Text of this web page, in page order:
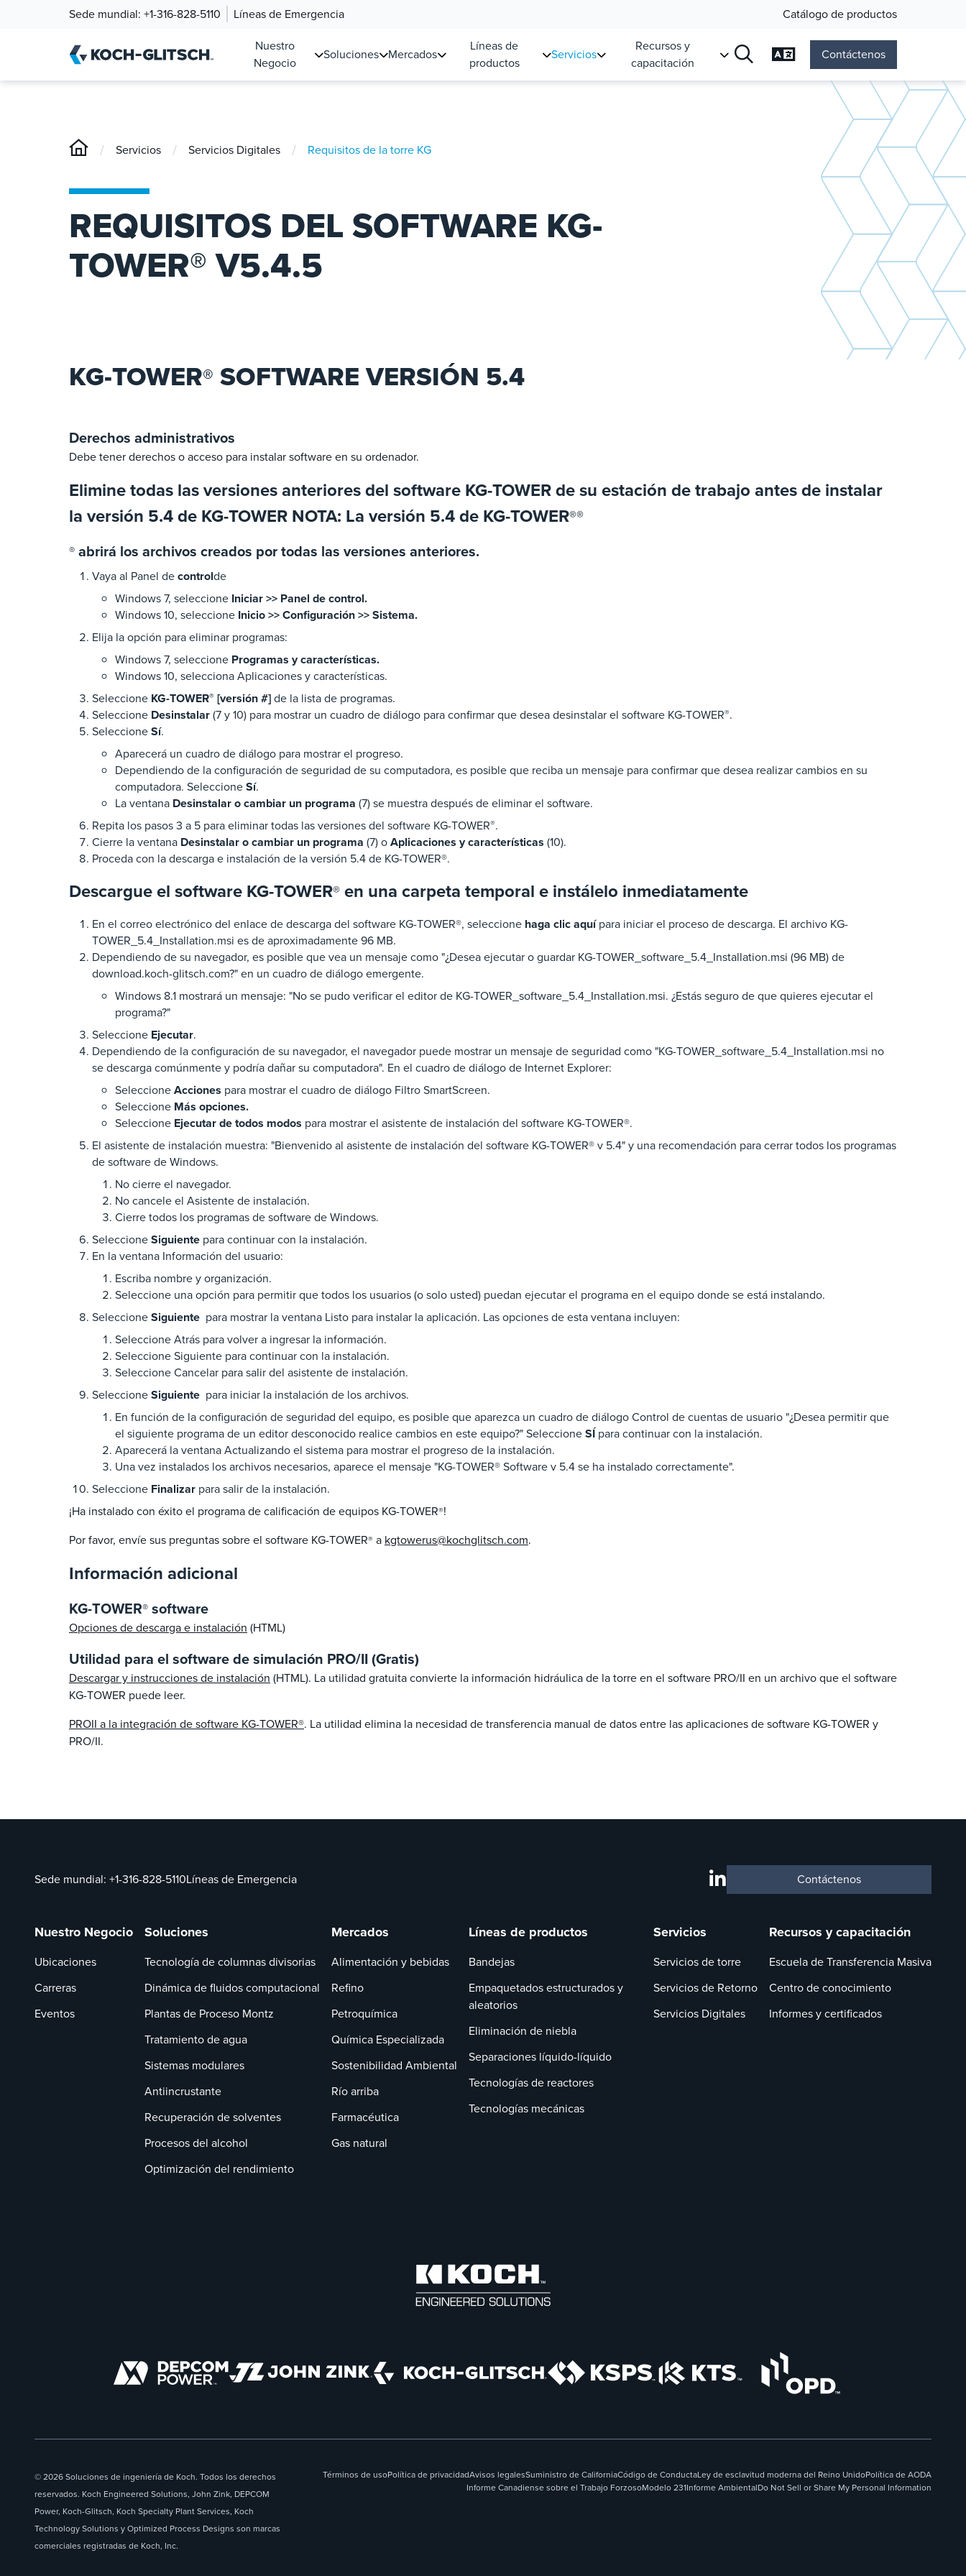
Sede mundial: +1-316-828-5110 Líneas de Emergencia
Catálogo de productos
Nuestro
Negocio
Soluciones Mercados
Líneas de
productos
Servicios
Recursos y
capacitación
Cambiar el idioma
Contáctenos
/ Servicios / Servicios Digitales / Requisitos de la torre KG
REQUISITOS DEL SOFTWARE KG-
TOWER® V5.4.5
KG-TOWER® SOFTWARE VERSIÓN 5.4
Derechos administrativos
Debe tener derechos o acceso para instalar software en su ordenador.
Elimine todas las versiones anteriores del software KG-TOWER de su estación de trabajo antes de instalar
la versión 5.4 de KG-TOWER NOTA: La versión 5.4 de KG-TOWER®®
® abrirá los archivos creados por todas las versiones anteriores.
Vaya al Panel decontrolde
Windows 7, seleccione Iniciar >> Panel de control.
Windows 10, seleccione Inicio >> Configuración >> Sistema.
Elija la opción para eliminar programas:
Windows 7, seleccione Programas y características.
Windows 10, selecciona Aplicaciones y características.
Seleccione KG-TOWER® [versión #]de la lista de programas.
Seleccione Desinstalar(7 y 10) para mostrar un cuadro de diálogo para confirmar que desea desinstalar el software KG-TOWER®.
SeleccioneSí.
Aparecerá un cuadro de diálogo para mostrar el progreso.
Dependiendo de la configuración de seguridad de su computadora, es posible que reciba un mensaje para confirmar que desea realizar cambios en su
computadora. SeleccioneSí.
La ventana Desinstalar o cambiar un programa (7) se muestra después de eliminar el software.
Repita los pasos 3 a 5 para eliminar todas las versiones del software KG-TOWER®.
Cierre la ventana Desinstalar o cambiar un programa (7) oAplicaciones y características (10).
Proceda con la descarga e instalación de la versión 5.4 de KG-TOWER®.
Descargue el software KG-TOWER® en una carpeta temporal e instálelo inmediatamente
En el correo electrónico del enlace de descarga del software KG-TOWER®, seleccione haga clic aquípara iniciar el proceso de descarga. El archivo KG-
TOWER_5.4_Installation.msi es de aproximadamente 96 MB.
Dependiendo de su navegador, es posible que vea un mensaje como "¿Desea ejecutar o guardar KG-TOWER_software_5.4_Installation.msi (96 MB) de
download.koch-glitsch.com?" en un cuadro de diálogo emergente.
Windows 8.1 mostrará un mensaje: "No se pudo verificar el editor de KG-TOWER_software_5.4_Installation.msi. ¿Estás seguro de que quieres ejecutar el
programa?"
Seleccione Ejecutar.
Dependiendo de la configuración de su navegador, el navegador puede mostrar un mensaje de seguridad como "KG-TOWER_software_5.4_Installation.msi no
se descarga comúnmente y podría dañar su computadora". En el cuadro de diálogo de Internet Explorer:
SeleccioneAcciones para mostrar el cuadro de diálogo Filtro SmartScreen.
Seleccione Más opciones.
Seleccione Ejecutar de todos modos para mostrar el asistente de instalación del software KG-TOWER®.
El asistente de instalación muestra: "Bienvenido al asistente de instalación del software KG-TOWER® v 5.4" y una recomendación para cerrar todos los programas
de software de Windows.
No cierre el navegador.
No cancele el Asistente de instalación.
Cierre todos los programas de software de Windows.
SeleccioneSiguiente para continuar con la instalación.
En la ventana Información del usuario:
Escriba nombre y organización.
Seleccione una opción para permitir que todos los usuarios (o solo usted) puedan ejecutar el programa en el equipo donde se está instalando.
SeleccioneSiguiente para mostrar la ventana Listo para instalar la aplicación. Las opciones de esta ventana incluyen:
Seleccione Atrás para volver a ingresar la información.
Seleccione Siguiente para continuar con la instalación.
Seleccione Cancelar para salir del asistente de instalación.
SeleccioneSiguiente para iniciar la instalación de los archivos.
En función de la configuración de seguridad del equipo, es posible que aparezca un cuadro de diálogo Control de cuentas de usuario "¿Desea permitir que
el siguiente programa de un editor desconocido realice cambios en este equipo?" SeleccioneSÍpara continuar con la instalación.
Aparecerá la ventana Actualizando el sistema para mostrar el progreso de la instalación.
Una vez instalados los archivos necesarios, aparece el mensaje "KG-TOWER® Software v 5.4 se ha instalado correctamente".
Seleccione Finalizar para salir de la instalación.
¡Ha instalado con éxito el programa de calificación de equipos KG-TOWER®!
Por favor, envíe sus preguntas sobre el software KG-TOWER® a kgtowerus@kochglitsch.com.
Información adicional
KG-TOWER® software
Opciones de descarga e instalación (HTML)
Utilidad para el software de simulación PRO/II (Gratis)
Descargar y instrucciones de instalación (HTML). La utilidad gratuita convierte la información hidráulica de la torre en el software PRO/II en un archivo que el software
KG-TOWER puede leer.
PROII a la integración de software KG-TOWER®. La utilidad elimina la necesidad de transferencia manual de datos entre las aplicaciones de software KG-TOWER y
PRO/II.
Sede mundial: +1-316-828-5110Líneas de Emergencia Contáctenos
Nuestro Negocio
Ubicaciones
Carreras
Eventos
Soluciones
Tecnología de columnas divisorias
Dinámica de fluidos computacional
Plantas de Proceso Montz
Tratamiento de agua
Sistemas modulares
Antiincrustante
Recuperación de solventes
Procesos del alcohol
Optimización del rendimiento
Mercados
Alimentación y bebidas
Refino
Petroquímica
Química Especializada
Sostenibilidad Ambiental
Río arriba
Farmacéutica
Gas natural
Líneas de productos
Bandejas
Empaquetados estructurados y
aleatorios
Eliminación de niebla
Separaciones líquido-líquido
Tecnologías de reactores
Tecnologías mecánicas
Servicios
Servicios de torre
Servicios de Retorno
Servicios Digitales
Recursos y capacitación
Escuela de Transferencia Masiva
Centro de conocimiento
Informes y certificados
© 2026 Soluciones de ingeniería de Koch. Todos los derechos
reservados. Koch Engineered Solutions, John Zink, DEPCOM
Power, Koch-Glitsch, Koch Specialty Plant Services, Koch
Technology Solutions y Optimized Process Designs son marcas
comerciales registradas de Koch, Inc.
Términos de usoPolítica de privacidadAvisos legalesSuministro de CaliforniaCódigo de ConductaLey de esclavitud moderna del Reino UnidoPolítica de AODA
Informe Canadiense sobre el Trabajo ForzosoModelo 231Informe AmbientalDo Not Sell or Share My Personal Information